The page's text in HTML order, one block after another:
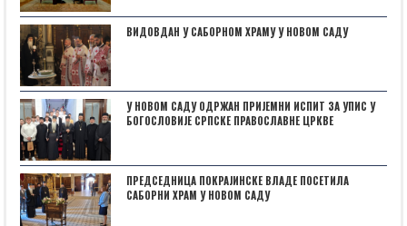
ВИДОВДАН У САБОРНОМ ХРАМУ У НОВОМ САДУ
У НОВОМ САДУ ОДРЖАН ПРИЈЕМНИ ИСПИТ ЗА УПИС У
БОГОСЛОВИЈЕ СРПСКЕ ПРАВОСЛАВНЕ ЦРКВЕ
ПРЕДСЕДНИЦА ПОКРАЈИНСКЕ ВЛАДЕ ПОСЕТИЛА
САБОРНИ ХРАМ У НОВОМ САДУ